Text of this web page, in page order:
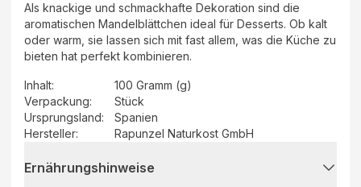
Als knackige und schmackhafte Dekoration sind die
aromatischen Mandelblättchen ideal für Desserts. Ob kalt
oder warm, sie lassen sich mit fast allem, was die Küche zu
bieten hat perfekt kombinieren.
Inhalt:
100 Gramm (g)
Verpackung:
Stück
Ursprungsland:
Spanien
Hersteller: Rapunzel Naturkost GmbH
Ernährungshinweise